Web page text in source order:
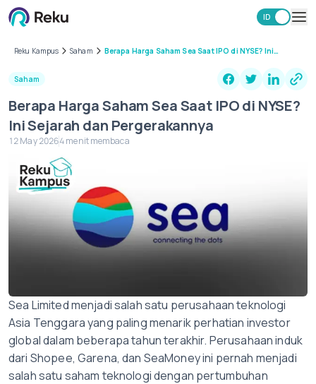
EN
ID
Learning Hub
Keamanan
Biaya
Lainnya
Reku Kampus Saham
Berapa Harga Saham Sea Saat IPO di NYSE? Ini
Saham
Berapa Harga Saham Sea Saat IPO di NYSE?
Ini Sejarah dan Pergerakannya
12 May 20264 menit membaca
Sea Limited menjadi salah satu perusahaan teknologi
Asia Tenggara yang paling menarik perhatian investor
global dalam beberapa tahun terakhir. Perusahaan induk
dari Shopee, Garena, dan SeaMoney ini pernah menjadi
salah satu saham teknologi dengan pertumbuhan